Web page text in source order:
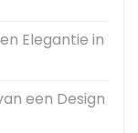
Elegantie in
een Design